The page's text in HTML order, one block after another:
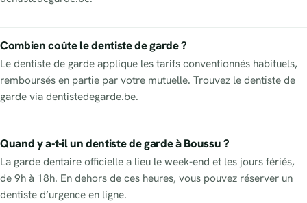
Combien coûte le dentiste de garde ?
Le dentiste de garde applique les tarifs conventionnés habituels,
remboursés en partie par votre mutuelle. Trouvez le dentiste de
garde via dentistedegarde.be.
Quand y a-t-il un dentiste de garde à Boussu ?
La garde dentaire officielle a lieu le week-end et les jours fériés,
de 9h à 18h. En dehors de ces heures, vous pouvez réserver un
dentiste d’urgence en ligne.